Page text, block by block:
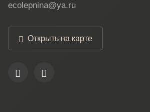
ecolepnina@ya.ru
Открыть на карте